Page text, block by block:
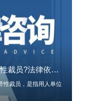
证件？
率是多少？非常感
消息！法律上如何定义经济性裁员?法律依据是什么?
性裁员，是指用人单位